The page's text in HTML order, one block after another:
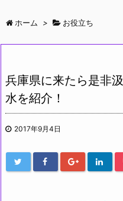
ホーム > お役立ち
兵庫県に来たら是非
水を紹介！
2017年9月4日